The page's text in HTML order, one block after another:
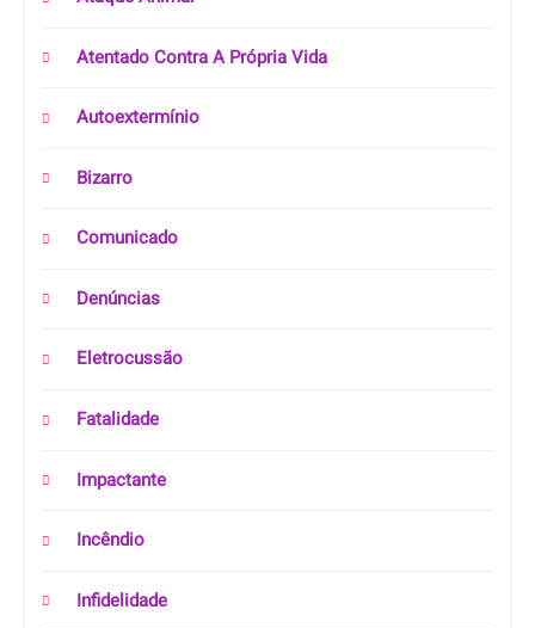
Atentado Contra A Própria Vida
Autoextermínio
Bizarro
Comunicado
Denúncias
Eletrocussão
Fatalidade
Impactante
Incêndio
Infidelidade